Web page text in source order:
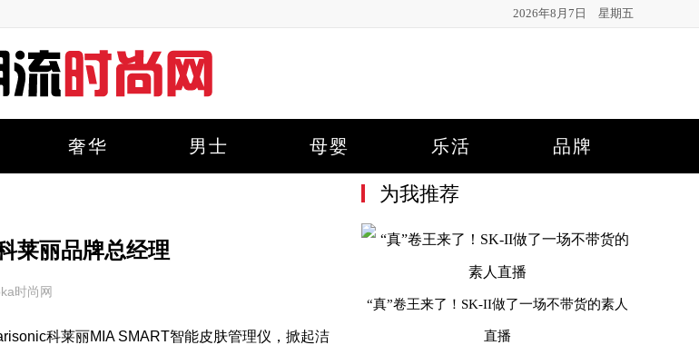
2026年8月7日 星期五
奢华 男士 母婴 乐活 品牌
莱丽品牌总经理
时尚网
科莱丽MIA SMART智能皮肤管理仪，掀起洁
为我推荐
“真”卷王来了！SK-II做了一场不带货的素人
直播